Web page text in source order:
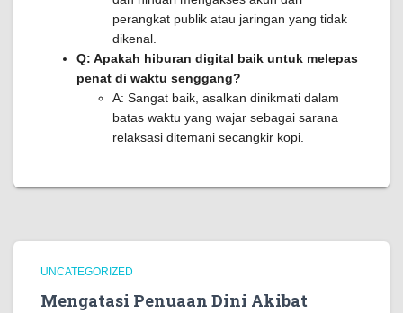
perangkat publik atau jaringan yang tidak
dikenal.
Q: Apakah hiburan digital baik untuk melepas
penat di waktu senggang?
A: Sangat baik, asalkan dinikmati dalam
batas waktu yang wajar sebagai sarana
relaksasi ditemani secangkir kopi.
UNCATEGORIZED
Mengatasi Penuaan Dini Akibat